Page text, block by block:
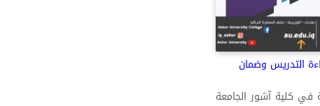
التدريس وضمان
في كلية آشور الجامعة